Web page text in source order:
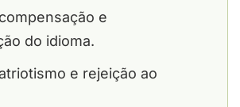
e
do idioma.
e rejeição ao